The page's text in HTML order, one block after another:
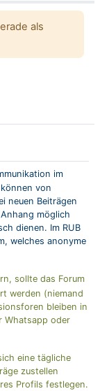
als
im
von
neuen Beiträgen
möglich
dienen. Im RUB
welches anonyme
sollte das Forum
werden (niemand
bleiben in
Whatsapp oder
eine tägliche
zustellen
Profils festlegen.